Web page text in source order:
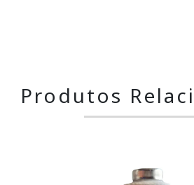
Produtos